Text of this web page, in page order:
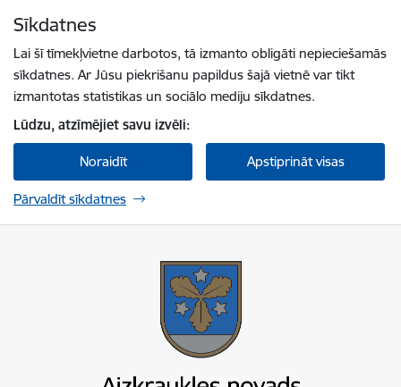
Sīkdatnes
Lai šī tīmekļvietne darbotos, tā izmanto obligāti nepieciešamās
sīkdatnes. Ar Jūsu piekrišanu papildus šajā vietnē var tikt
izmantotas statistikas un sociālo mediju sīkdatnes.
Lūdzu, atzīmējiet savu izvēli:
Noraidīt Apstiprināt visas
Pārvaldīt sīkdatnes